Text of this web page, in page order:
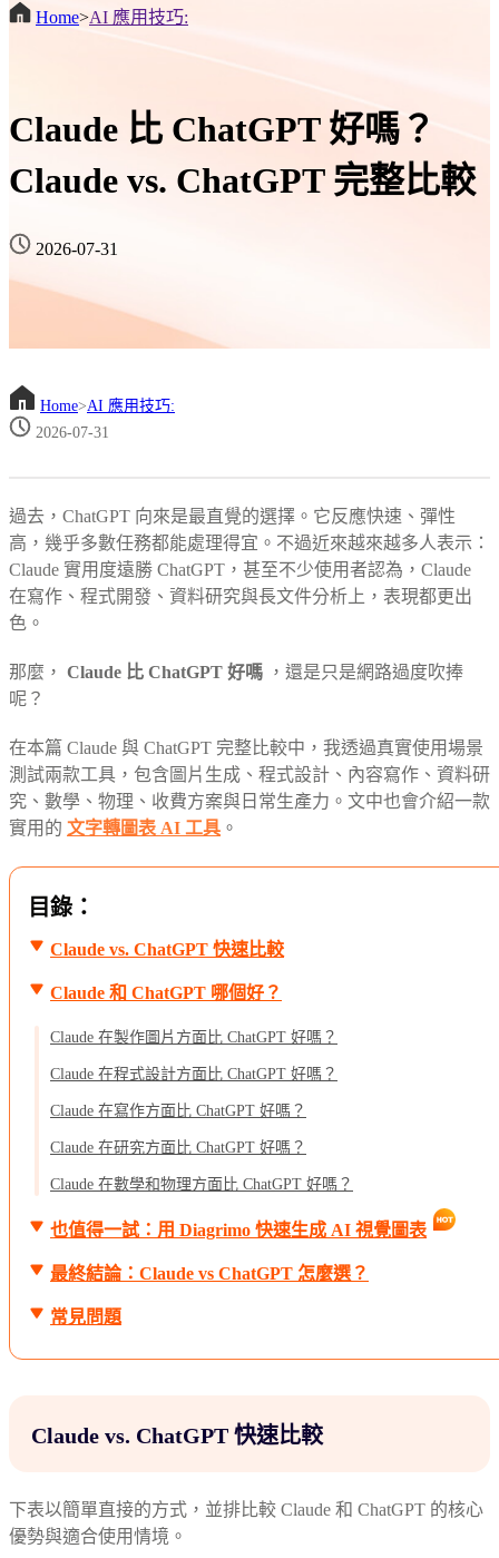
Home>AI 應用技巧:
Claude 比 ChatGPT 好嗎？
Claude vs. ChatGPT 完整比較
2026-07-31
Home>AI 應用技巧:
2026-07-31
過去，ChatGPT 向來是最直覺的選擇。它反應快速、彈性
高，幾乎多數任務都能處理得宜。不過近來越來越多人表示：
Claude 實用度遠勝 ChatGPT，甚至不少使用者認為，Claude
在寫作、程式開發、資料研究與長文件分析上，表現都更出
色。
那麼， Claude 比 ChatGPT 好嗎 ，還是只是網路過度吹捧
呢？
在本篇 Claude 與 ChatGPT 完整比較中，我透過真實使用場景
測試兩款工具，包含圖片生成、程式設計、內容寫作、資料研
究、數學、物理、收費方案與日常生產力。文中也會介紹一款
實用的 文字轉圖表 AI 工具 。
目錄：
Claude vs. ChatGPT 快速比較
Claude 和 ChatGPT 哪個好？
Claude 在製作圖片方面比 ChatGPT 好嗎？
Claude 在程式設計方面比 ChatGPT 好嗎？
Claude 在寫作方面比 ChatGPT 好嗎？
Claude 在研究方面比 ChatGPT 好嗎？
Claude 在數學和物理方面比 ChatGPT 好嗎？
也值得一試：用 Diagrimo 快速生成 AI 視覺圖表
最終結論：Claude vs ChatGPT 怎麼選？
常見問題
Claude vs. ChatGPT 快速比較
下表以簡單直接的方式，並排比較 Claude 和 ChatGPT 的核心
優勢與適合使用情境。